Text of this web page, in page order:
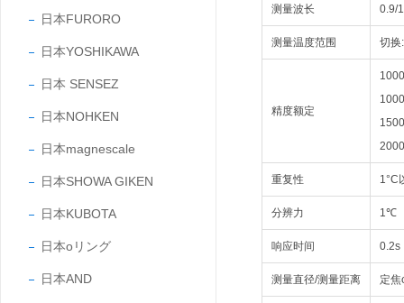
日本FURORO
日本YOSHIKAWA
日本 SENSEZ
日本NOHKEN
日本magnescale
日本SHOWA GIKEN
日本KUBOTA
日本oリング
日本AND
测量波长 0.9/
测量温度范围 切换
精度额定
重复性 1°C
分辨力 1℃
响应时间 0.2s
测量直径/测量距离 定